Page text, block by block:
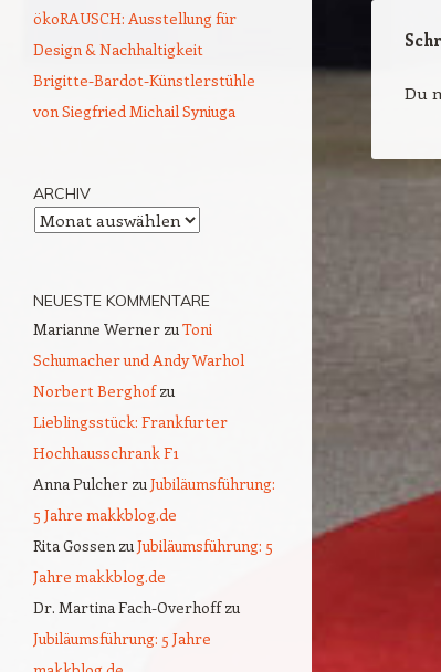
Du
ökoRAUSCH: Ausstellung für
Design & Nachhaltigkeit
Brigitte-Bardot-Künstlerstühle
von Siegfried Michail Syniuga
ARCHIV
Archiv
NEUESTE KOMMENTARE
Marianne Werner zuToni
Schumacher und Andy Warhol
Norbert Berghofzu
Lieblingsstück: Frankfurter
Hochhausschrank F1
Anna Pulcher zuJubiläumsführung:
5 Jahre makkblog.de
Rita Gossen zuJubiläumsführung: 5
Jahre makkblog.de
Dr. Martina Fach-Overhoffzu
Jubiläumsführung: 5 Jahre